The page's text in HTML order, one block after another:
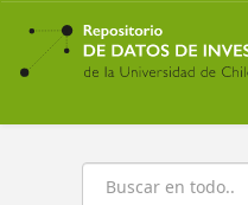
Ir
contenido
principal
Buscar